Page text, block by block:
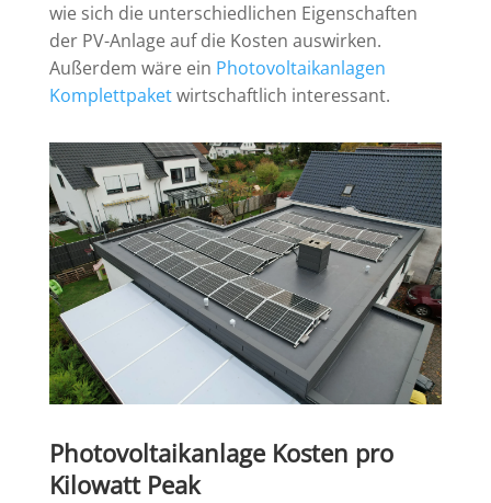
wie sich die unterschiedlichen Eigenschaften
der PV-Anlage auf die Kosten auswirken.
Außerdem wäre ein Photovoltaikanlagen
Komplettpaketwirtschaftlich interessant.
Photovoltaikanlage Kosten pro
Kilowatt Peak